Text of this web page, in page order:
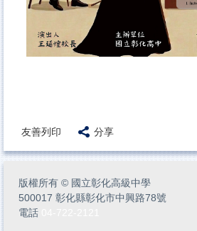
友善列印 分享
版權所有 © 國立彰化高級中學
500017 彰化縣彰化市中興路78號
電話